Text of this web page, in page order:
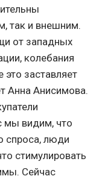
так и внешним.
от западных
колебания
это заставляет
Анна Анисимова.
мы видим, что
спроса, люди
стимулировать
Сейчас